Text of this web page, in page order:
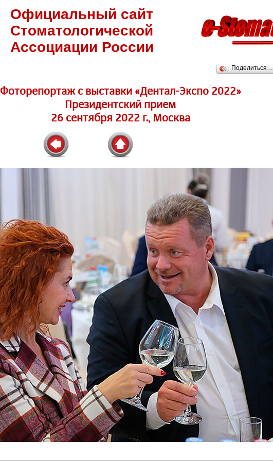
Официальный сайт
Стоматологической
Ассоциации России
Поделиться…
Фоторепортаж c выставки «Дентал-Экспо 2022»
Президентский прием
26 сентября 2022 г., Москва